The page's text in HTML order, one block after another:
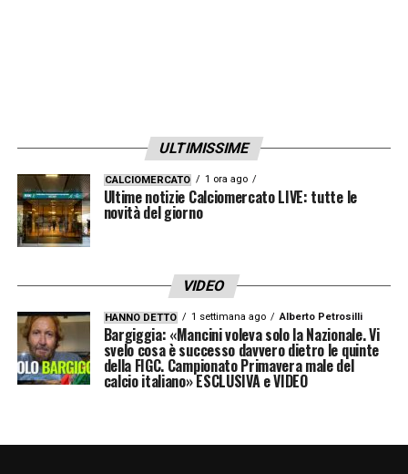
ULTIMISSIME
CALCIOMERCATO 1 ora ago
Ultime notizie Calciomercato LIVE: tutte le
novità del giorno
VIDEO
HANNO DETTO 1 settimana ago Alberto Petrosilli
Bargiggia: «Mancini voleva solo la Nazionale. Vi
svelo cosa è successo davvero dietro le quinte
della FIGC. Campionato Primavera male del
calcio italiano» ESCLUSIVA e VIDEO